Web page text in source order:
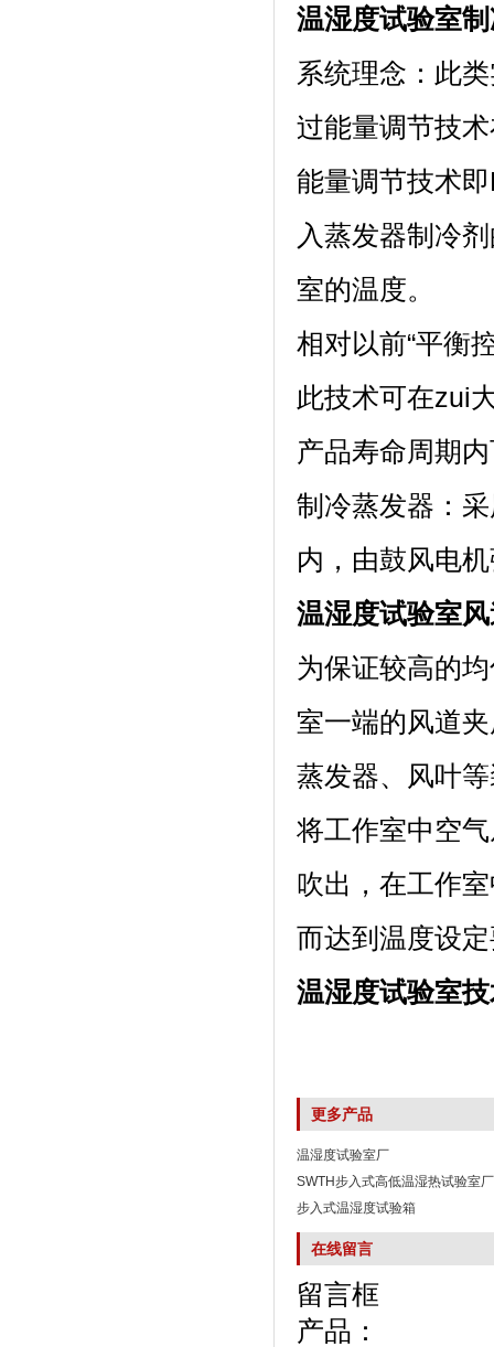
温湿度试验室
系统理念：
过能量调节技术
能量调节技术即
入蒸发器制冷剂
室的温度。
相对以前“平衡控
此技术可在zui
产品寿命周期
制冷蒸发器
内，由鼓风电机
温湿度试验室
为保证较高的均
室一端的风道夹层
蒸发器、风叶
将工作室中空气
吹出，在工
而达到温度设定要
温湿度试验室
更多产品
温湿度试验室厂
SWTH步入式高低温湿热试验室
步入式温湿度试验箱
在线留言
留言框
产品：